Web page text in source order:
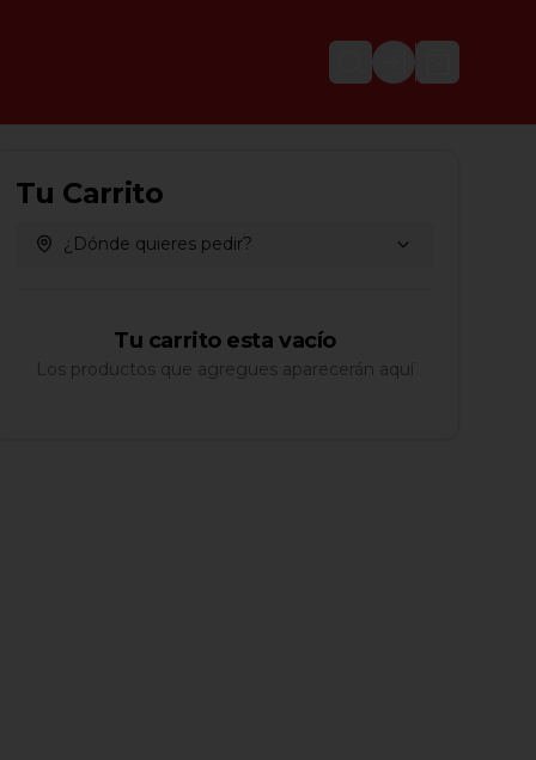
Login
Tu Carrito
¿Dónde quieres pedir?
Tu carrito esta vacío
Los productos que agregues aparecerán aquí